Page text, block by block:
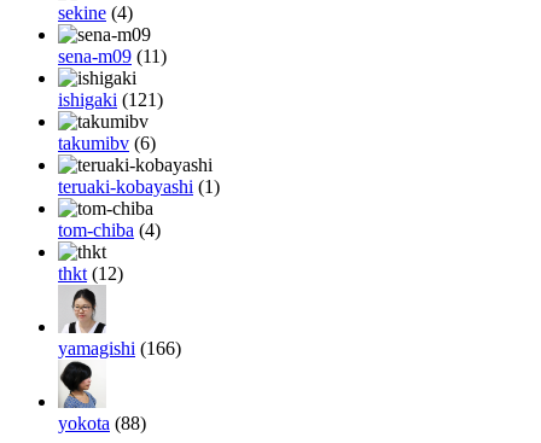
sekine (4)
sena-m09 (11)
ishigaki (121)
takumibv (6)
teruaki-kobayashi (1)
tom-chiba (4)
thkt (12)
yamagishi (166)
yokota (88)